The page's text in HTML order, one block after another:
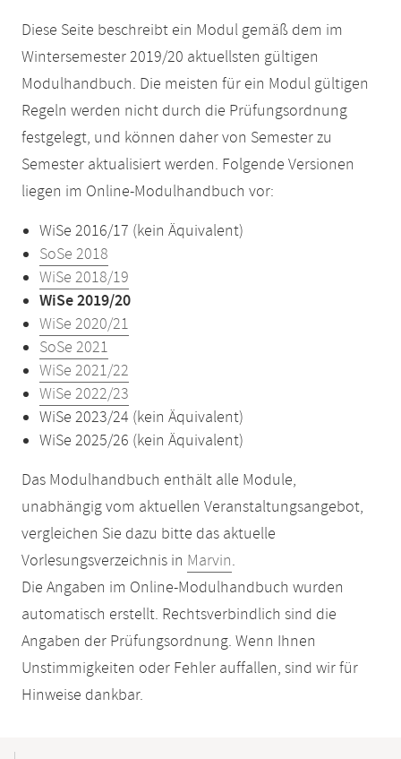
Diese Seite beschreibt ein Modul gemäß dem im
Wintersemester 2019/20 aktuellsten gültigen
Modulhandbuch. Die meisten für ein Modul gültigen
Regeln werden nicht durch die Prüfungsordnung
festgelegt, und können daher von Semester zu
Semester aktualisiert werden. Folgende Versionen
liegen im Online-Modulhandbuch vor:
WiSe 2016/17 (kein Äquivalent)
SoSe 2018
WiSe 2018/19
WiSe 2019/20
WiSe 2020/21
SoSe 2021
WiSe 2021/22
WiSe 2022/23
WiSe 2023/24 (kein Äquivalent)
WiSe 2025/26 (kein Äquivalent)
Das Modulhandbuch enthält alle Module,
unabhängig vom aktuellen Veranstaltungsangebot,
vergleichen Sie dazu bitte das aktuelle
Vorlesungsverzeichnis in Marvin.
Die Angaben im Online-Modulhandbuch wurden
automatisch erstellt. Rechtsverbindlich sind die
Angaben der Prüfungsordnung. Wenn Ihnen
Unstimmigkeiten oder Fehler auffallen, sind wir für
Hinweise dankbar.